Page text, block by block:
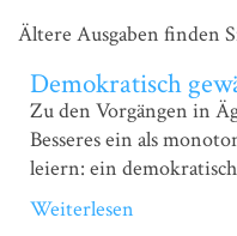
Ältere Ausgaben finden
Demokratisch
Zu den Vorgängen in
Besseres ein als
leiern: ein
Weiterlesen